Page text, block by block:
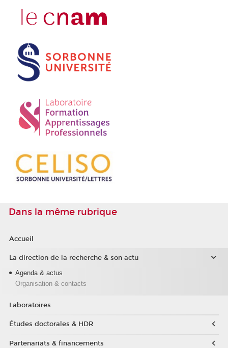
Dans la même rubrique
Accueil
La direction de la recherche & son actu
Agenda & actus
Organisation & contacts
Laboratoires
Études doctorales & HDR
Partenariats & financements